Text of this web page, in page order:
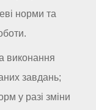
норми та
виконання
завдань;
у разі зміни